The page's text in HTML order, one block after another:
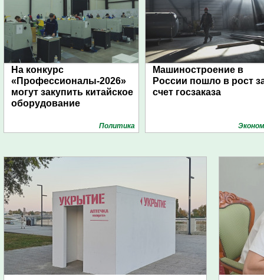
На конкурс
«Профессионалы-2026»
могут закупить китайское
оборудование
Политика
Машиностроение в
России пошло в рост
счет госзаказа